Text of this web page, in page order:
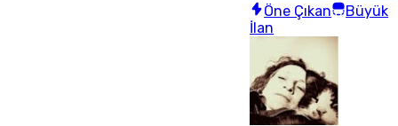
Öne Çıkan
Büyük
İlan